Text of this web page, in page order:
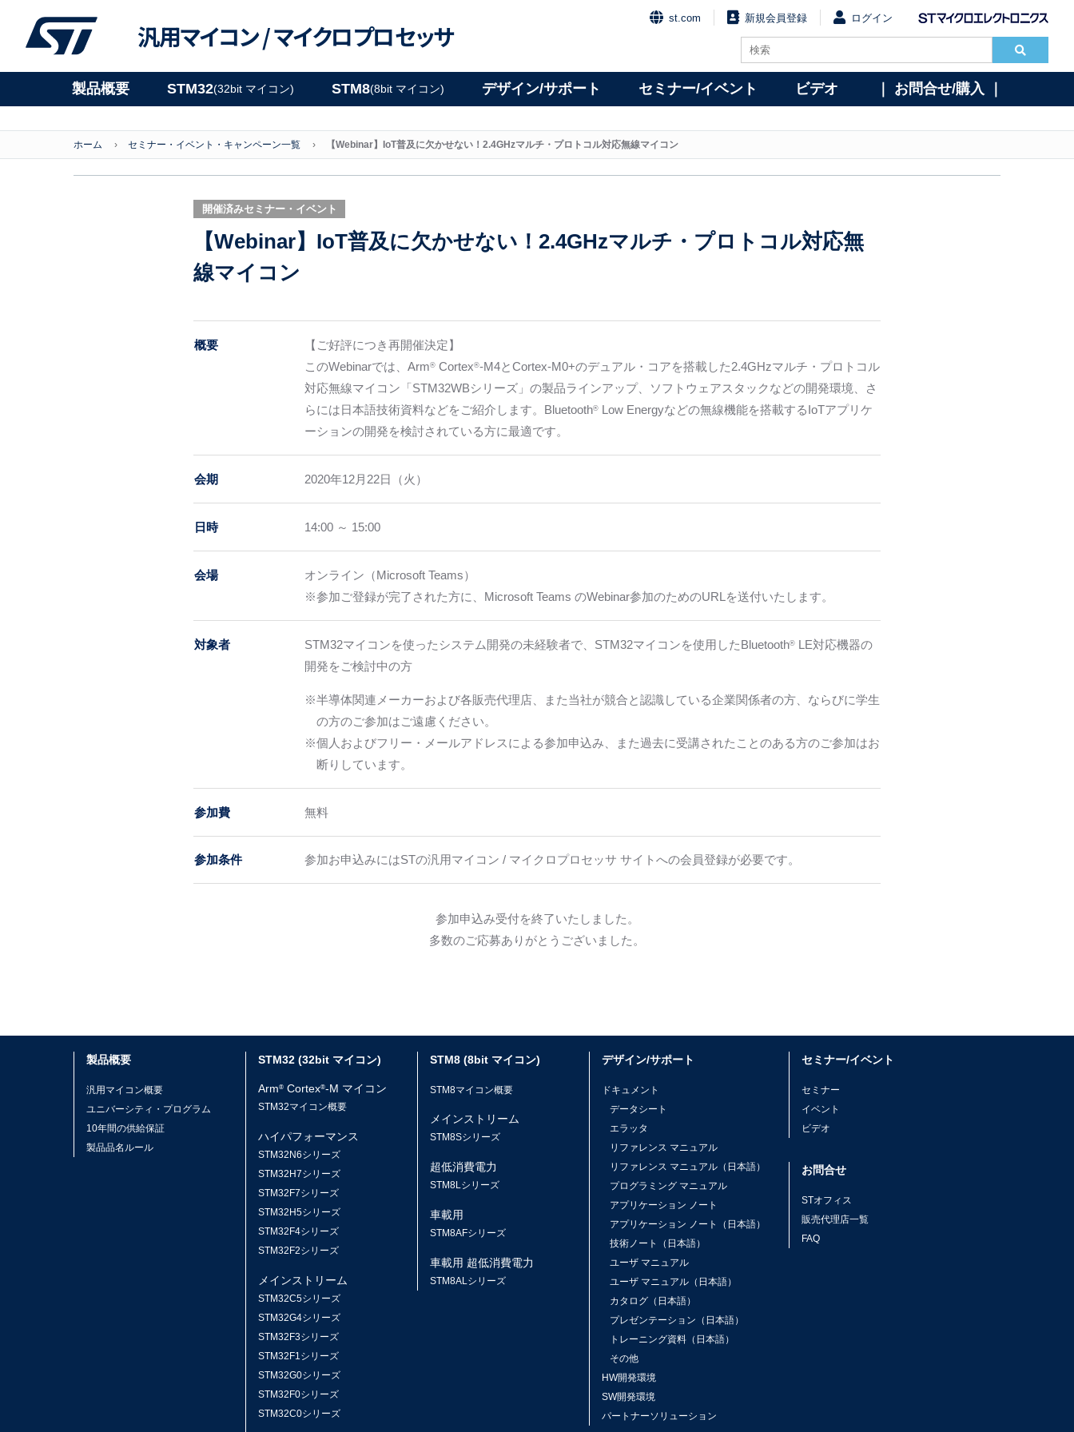
汎用マイコン /マイクロプロセッサ
st.com 新規会員登録 ログイン
製品概要 STM32(32bit マイコン) STM8(8bit マイコン) デザイン/サポート セミナー/イベント ビデオ ｜ お問合せ/購入 ｜
ホーム セミナー・イベント・キャンペーン一覧 【Webinar】IoT普及に欠かせない！2.4GHzマルチ・プロトコル対応無線マイコン
開催済みセミナー・イベント
【Webinar】IoT普及に欠かせない！2.4GHzマルチ・プロトコル対応無
線マイコン
概要
【ご好評につき再開催決定】
このWebinarでは、Arm® Cortex®-M4とCortex-M0+のデュアル・コアを搭載した2.4GHzマルチ・プロトコル
対応無線マイコン「STM32WBシリーズ」の製品ラインアップ、ソフトウェアスタックなどの開発環境、さ
らには日本語技術資料などをご紹介します。Bluetooth® Low Energyなどの無線機能を搭載するIoTアプリケ
ーションの開発を検討されている方に最適です。
会期 2020年12月22日（火）
日時 14:00 ～ 15:00
会場
オンライン（Microsoft Teams）
※参加ご登録が完了された方に、Microsoft Teams のWebinar参加のためのURLを送付いたします。
対象者 STM32マイコンを使ったシステム開発の未経験者で、STM32マイコンを使用したBluetooth® LE対応機器の
開発をご検討中の方
※半導体関連メーカーおよび各販売代理店、また当社が競合と認識している企業関係者の方、ならびに学生
の方のご参加はご遠慮ください。
※個人およびフリー・メールアドレスによる参加申込み、また過去に受講されたことのある方のご参加はお
断りしています。
参加費 無料
参加条件 参加お申込みにはSTの汎用マイコン / マイクロプロセッサ サイトへの会員登録が必要です。
参加申込み受付を終了いたしました。
多数のご応募ありがとうございました。
製品概要
汎用マイコン概要
ユニバーシティ・プログラム
10年間の供給保証
製品品名ルール
STM32 (32bit マイコン)
Arm® Cortex®-M マイコン
STM32マイコン概要
ハイパフォーマンス
STM32N6シリーズ
STM32H7シリーズ
STM32F7シリーズ
STM32H5シリーズ
STM32F4シリーズ
STM32F2シリーズ
メインストリーム
STM32C5シリーズ
STM32G4シリーズ
STM32F3シリーズ
STM32F1シリーズ
STM32G0シリーズ
STM32F0シリーズ
STM32C0シリーズ
STM8 (8bit マイコン)
STM8マイコン概要
メインストリーム
STM8Sシリーズ
超低消費電力
STM8Lシリーズ
車載用
STM8AFシリーズ
車載用 超低消費電力
STM8ALシリーズ
デザイン/サポート
ドキュメント
データシート
エラッタ
リファレンス マニュアル
リファレンス マニュアル（日本語）
プログラミング マニュアル
アプリケーション ノート
アプリケーション ノート（日本語）
技術ノート（日本語）
ユーザ マニュアル
ユーザ マニュアル（日本語）
カタログ（日本語）
プレゼンテーション（日本語）
トレーニング資料（日本語）
その他
HW開発環境
SW開発環境
パートナーソリューション
セミナー/イベント
セミナー
イベント
ビデオ
お問合せ
STオフィス
販売代理店一覧
FAQ